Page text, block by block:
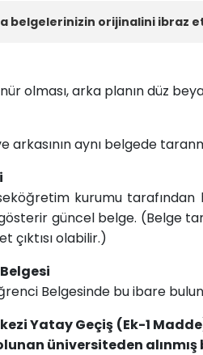
belgelerinizin orijinalini ibraz
olması, arka planın düz
arkasının aynı belgede
kurumu tarafından
güncel belge. (Belge
çıktısı olabilir.)
Belgesinde bu ibare
Yatay Geçiş (Ek-1
üniversiteden alınmış